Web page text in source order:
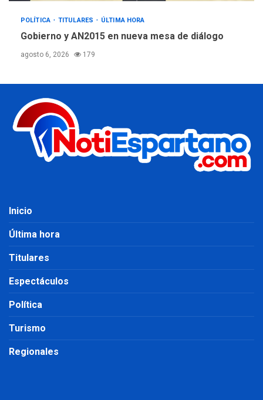
POLÍTICA TITULARES ÚLTIMA HORA
Gobierno y AN2015 en nueva mesa de diálogo
agosto 6, 2026 179
Inicio
Última hora
Titulares
Espectáculos
Política
Turismo
Regionales